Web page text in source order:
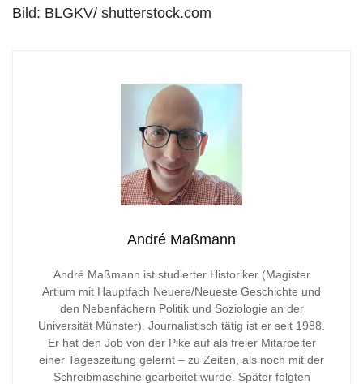
Bild: BLGKV/ shutterstock.com
André Maßmann
André Maßmann ist studierter Historiker (Magister
Artium mit Hauptfach Neuere/Neueste Geschichte und
den Nebenfächern Politik und Soziologie an der
Universität Münster). Journalistisch tätig ist er seit 1988.
Er hat den Job von der Pike auf als freier Mitarbeiter
einer Tageszeitung gelernt – zu Zeiten, als noch mit der
Schreibmaschine gearbeitet wurde. Später folgten